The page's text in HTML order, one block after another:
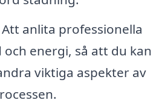
anlita professionella
energi, så att du kan
viktiga aspekter av